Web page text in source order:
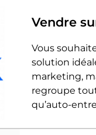
Vendre
Vous
solution
marketing,
regroupe
qu’auto-